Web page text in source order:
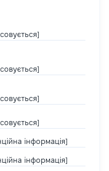
інформація]
інформація]